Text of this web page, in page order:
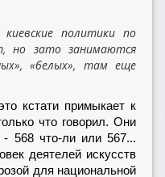
политики по
но зато занимаются
«белых», там еще
кстати примыкает к
что говорил. Они
- 568 что-ли или 567...
деятелей искусств
для национальной